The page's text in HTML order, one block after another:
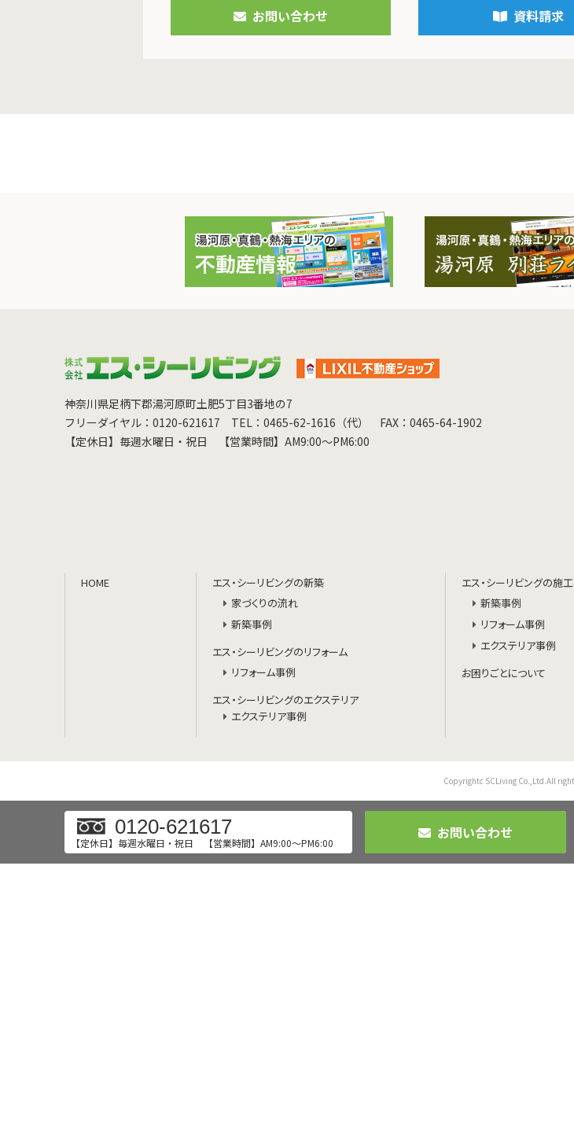
お問い合わせ 資料請求
0120-621617
【定休日】毎週水曜日・祝日 【営業時間】AM9:00～PM6:00
お問い合わせ
神奈川県足柄下郡湯河原町土肥5丁目3番地の7
フリーダイヤル：0120-621617
TEL：0465-62-1616（代）
FAX：0465-64-1902
【定休日】毎週水曜日・祝日
【営業時間】AM9:00～PM6:00
HOME
エス・シーリビングの新築
家づくりの流れ
新築事例
エス・シーリビングのリフォーム
リフォーム事例
エス・シーリビングのエクステリア
エクステリア事例
エス・シーリビングの施
新築事例
リフォーム事例
エクステリア事例
お困りごとについて
Copyrightc SCLiving Co.,Ltd.All